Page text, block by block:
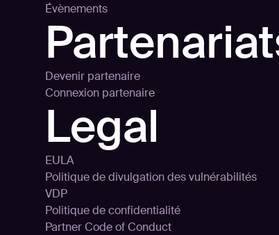
Évènements
Devenir partenaire
Connexion partenaire
Legal
EULA
Politique de divulgation des vulnérabilités
VDP
Politique de confidentialité
Partner Code of Conduct